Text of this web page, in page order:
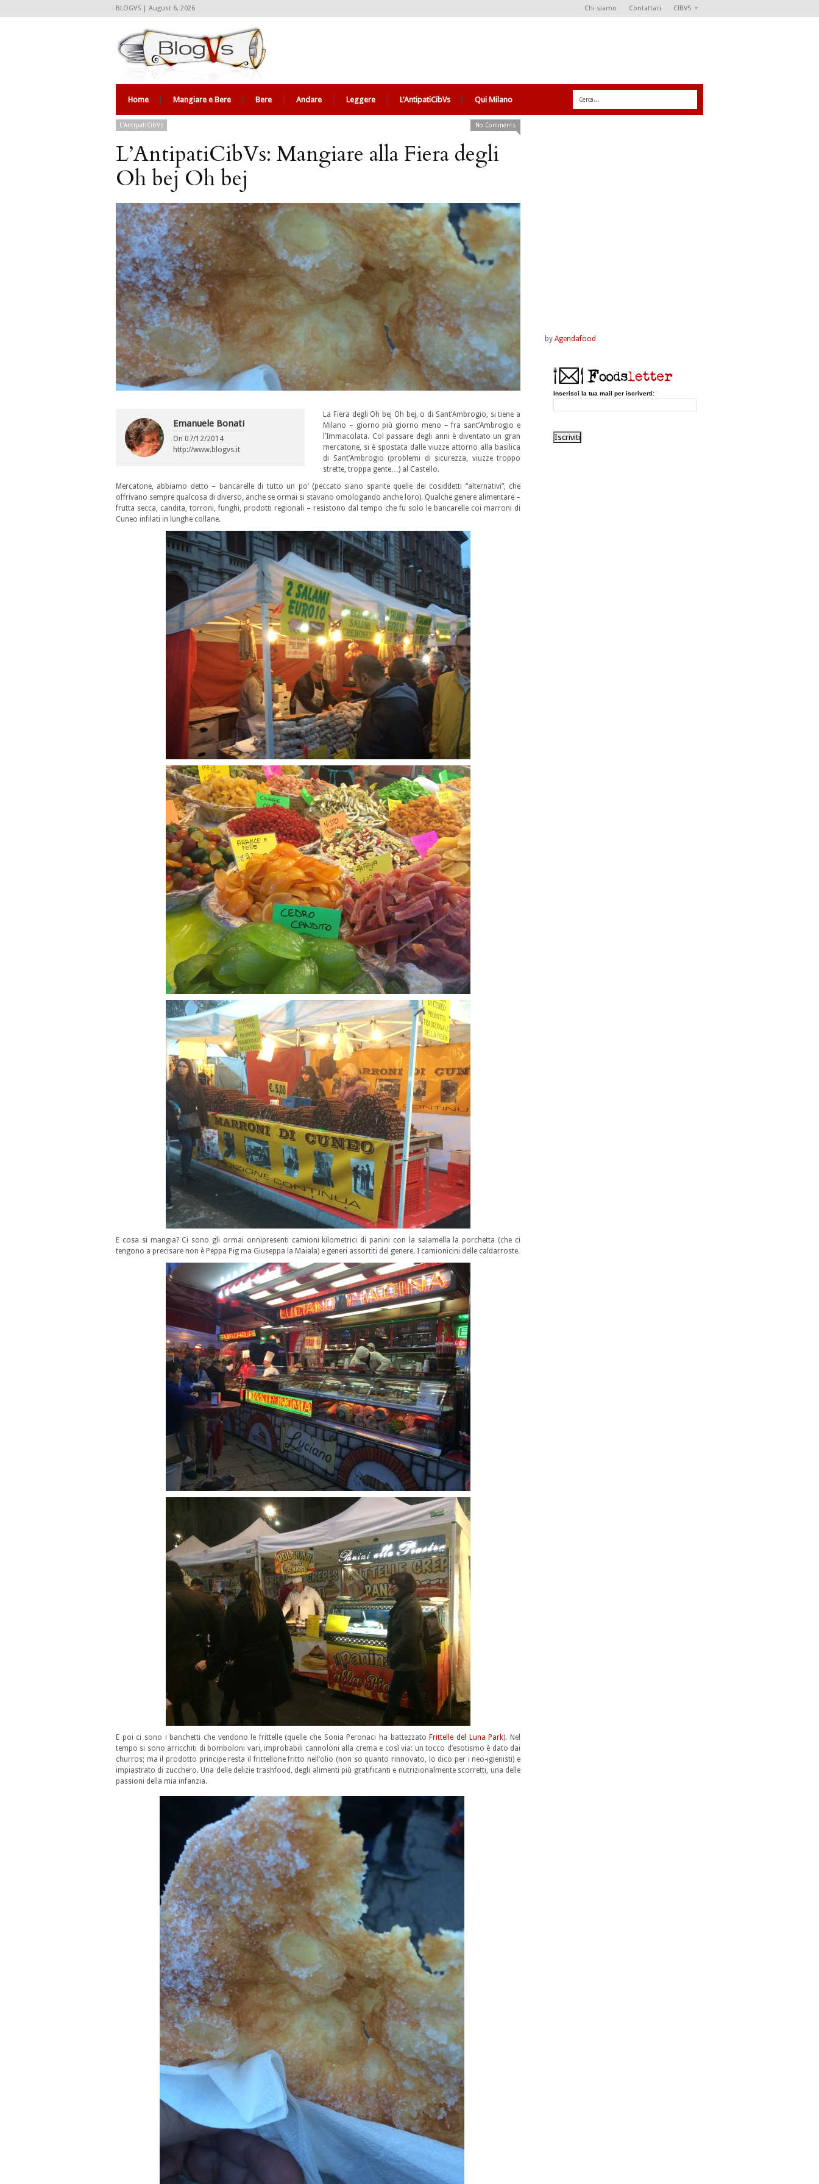
BLOGVS | August 6, 2026 Chi siamo Contattaci CIBVS
Home Mangiare e Bere Bere Andare Leggere L’AntipatiCibVs Qui Milano
L'AntipatiCibVs No Comments
L’AntipatiCibVs: Mangiare alla Fiera degli
Oh bej Oh bej
Emanuele Bonati
On 07/12/2014
http://www.blogvs.it
La Fiera degli Oh bej Oh bej, o di Sant’Ambrogio, si tiene a
Milano – giorno più giorno meno – fra sant’Ambrogio e
l’Immacolata. Col passare degli anni è diventato un gran
mercatone, si è spostata dalle viuzze attorno alla basilica
di Sant’Ambrogio (problemi di sicurezza, viuzze troppo
strette, troppa gente…) al Castello.
Mercatone, abbiamo detto – bancarelle di tutto un po’ (peccato siano sparite quelle dei cosiddetti “alternativi”, che
offrivano sempre qualcosa di diverso, anche se ormai si stavano omologando anche loro). Qualche genere alimentare –
frutta secca, candita, torroni, funghi, prodotti regionali – resistono dal tempo che fu solo le bancarelle coi marroni di
Cuneo infilati in lunghe collane.
E cosa si mangia? Ci sono gli ormai onnipresenti camioni kilometrici di panini con la salamella la porchetta (che ci
tengono a precisare non è Peppa Pig ma Giuseppa la Maiala) e generi assortiti del genere. I camionicini delle caldarroste.
E poi ci sono i banchetti che vendono le frittelle (quelle che Sonia Peronaci ha battezzato Frittelle del Luna Park). Nel
tempo si sono arricchiti di bomboloni vari, improbabili cannoloni alla crema e così via: un tocco d’esotismo è dato dai
churros; ma il prodotto principe resta il frittellone fritto nell’olio (non so quanto rinnovato, lo dico per i neo-igienisti) e
impiastrato di zucchero. Una delle delizie trashfood, degli alimenti più gratificanti e nutrizionalmente scorretti, una delle
passioni della mia infanzia.
by Agendafood
Inserisci la tua mail per iscriverti: